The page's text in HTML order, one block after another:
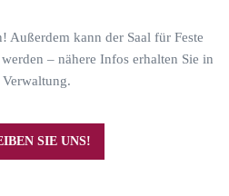
Außerdem kann der Saal für Feste
– nähere Infos erhalten Sie in
Verwaltung.
SIE UNS!